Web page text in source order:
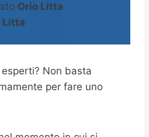
Orio Litta
Litta
Non basta
per fare uno